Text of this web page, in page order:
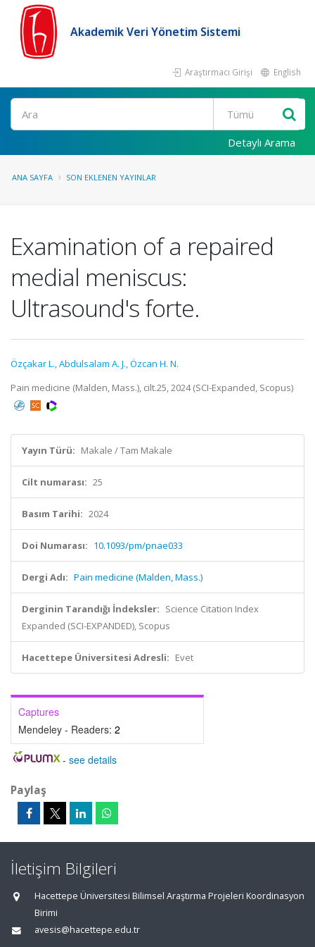
Akademik Veri Yönetim Sistemi
Araştırmacı Girişi English
Ara
Detaylı Arama
ANA SAYFA SON EKLENEN YAYINLAR
Examination of a repaired
medial meniscus:
Ultrasound's forte.
Özçakar L.,Abdulsalam A. J.,Özcan H. N.
Pain medicine (Malden, Mass.), cilt.25, 2024 (SCI-Expanded, Scopus)
Yayın Türü: Makale / Tam Makale
Cilt numarası: 25
Basım Tarihi: 2024
Doi Numarası: 10.1093/pm/pnae033
Dergi Adı: Pain medicine (Malden, Mass.)
Derginin Tarandığı İndeksler: Science Citation Index
Expanded (SCI-EXPANDED), Scopus
Hacettepe Üniversitesi Adresli: Evet
Captures
Mendeley - Readers: 2
- see details
Paylaş
İletişim Bilgileri
Hacettepe Üniversitesi Bilimsel Araştırma Projeleri Koordinasyon
Birimi
avesis@hacettepe.edu.tr